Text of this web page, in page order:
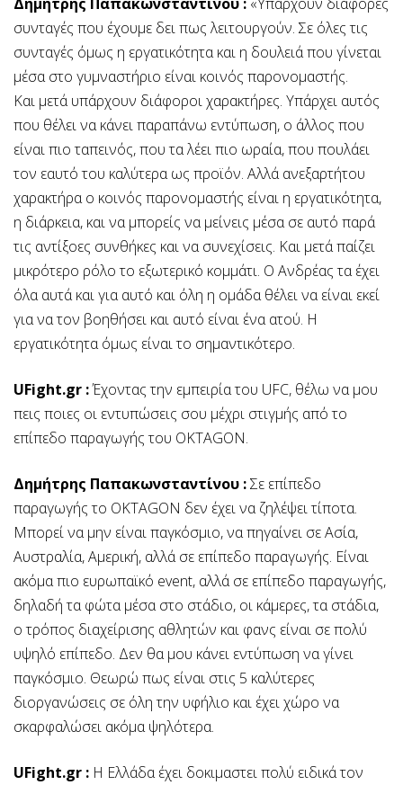
συνταγές που έχουμε δει πως λειτουργούν. Σε όλες τις
συνταγές όμως η εργατικότητα και η δουλειά που γίνεται
μέσα στο γυμναστήριο είναι κοινός παρονομαστής.
Και μετά υπάρχουν διάφοροι χαρακτήρες. Υπάρχει αυτός
που θέλει να κάνει παραπάνω εντύπωση, ο άλλος που
είναι πιο ταπεινός, που τα λέει πιο ωραία, που πουλάει
τον εαυτό του καλύτερα ως προϊόν. Αλλά ανεξαρτήτου
χαρακτήρα ο κοινός παρονομαστής είναι η εργατικότητα,
η διάρκεια, και να μπορείς να μείνεις μέσα σε αυτό παρά
τις αντίξοες συνθήκες και να συνεχίσεις. Και μετά παίζει
μικρότερο ρόλο το εξωτερικό κομμάτι. Ο Ανδρέας τα έχει
όλα αυτά και για αυτό και όλη η ομάδα θέλει να είναι εκεί
για να τον βοηθήσει και αυτό είναι ένα ατού. Η
εργατικότητα όμως είναι το σημαντικότερο.
UFight.gr :Έχοντας την εμπειρία του UFC, θέλω να μου
πεις ποιες οι εντυπώσεις σου μέχρι στιγμής από το
επίπεδο παραγωγής του OKTAGON.
Δημήτρης Παπακωνσταντίνου :Σε επίπεδο
παραγωγής το ΟKTAGON δεν έχει να ζηλέψει τίποτα.
Μπορεί να μην είναι παγκόσμιο, να πηγαίνει σε Ασία,
Αυστραλία, Αμερική, αλλά σε επίπεδο παραγωγής. Είναι
ακόμα πιο ευρωπαϊκό event, αλλά σε επίπεδο παραγωγής,
δηλαδή τα φώτα μέσα στο στάδιο, οι κάμερες, τα στάδια,
ο τρόπος διαχείρισης αθλητών και φανς είναι σε πολύ
υψηλό επίπεδο. Δεν θα μου κάνει εντύπωση να γίνει
παγκόσμιο. Θεωρώ πως είναι στις 5 καλύτερες
διοργανώσεις σε όλη την υφήλιο και έχει χώρο να
σκαρφαλώσει ακόμα ψηλότερα.
UFight.gr : Η Ελλάδα έχει δοκιμαστει πολύ ειδικά τον